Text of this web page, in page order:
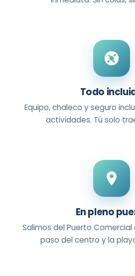
Todo
Equipo, chaleco y seguro
actividades. Tú solo
En pleno
Salimos del Puerto Comercial
paso del centro y la